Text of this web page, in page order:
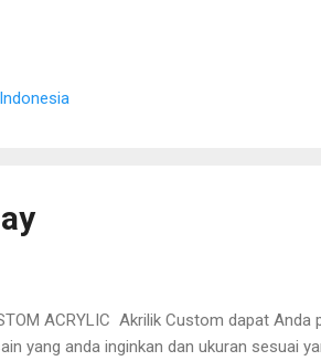
ACRYLIC Akrilik Custom dapat Anda
yang anda inginkan dan ukuran sesuai